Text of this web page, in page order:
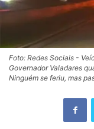
Foto: Redes Sociais -
Governador Valadares
Ninguém se feriu, mas